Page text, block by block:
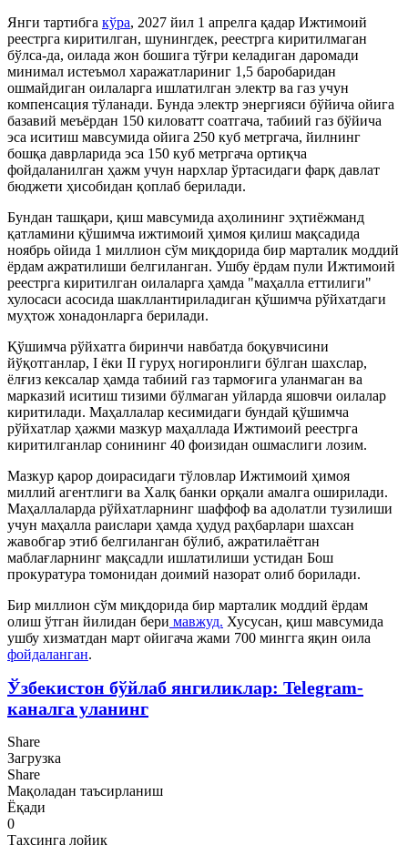
Янги тартибга кўра, 2027 йил 1 апрелга қадар Ижтимоий
реестрга киритилган, шунингдек, реестрга киритилмаган
бўлса-да, оилада жон бошига тўғри келадиган даромади
минимал истеъмол харажатлариниг 1,5 баробаридан
ошмайдиган оилаларга ишлатилган электр ва газ учун
компенсация тўланади. Бунда электр энергияси бўйича ойига
базавий меъёрдан 150 киловатт соатгача, табиий газ бўйича
эса иситиш мавсумида ойига 250 куб метргача, йилнинг
бошқа даврларида эса 150 куб метргача ортиқча
фойдаланилган ҳажм учун нархлар ўртасидаги фарқ давлат
бюджети ҳисобидан қоплаб берилади.
Бундан ташқари, қиш мавсумида аҳолининг эҳтиёжманд
қатламини қўшимча ижтимоий ҳимоя қилиш мақсадида
ноябрь ойида 1 миллион сўм миқдорида бир марталик моддий
ёрдам ажратилиши белгиланган. Ушбу ёрдам пули Ижтимоий
реестрга киритилган оилаларга ҳамда "маҳалла еттилиги"
хулосаси асосида шакллантириладиган қўшимча рўйхатдаги
муҳтож хонадонларга берилади.
Қўшимча рўйхатга биринчи навбатда боқувчисини
йўқотганлар, I ёки II гуруҳ ногиронлиги бўлган шахслар,
ёлғиз кексалар ҳамда табиий газ тармоғига уланмаган ва
марказий иситиш тизими бўлмаган уйларда яшовчи оилалар
киритилади. Маҳаллалар кесимидаги бундай қўшимча
рўйхатлар ҳажми мазкур маҳаллада Ижтимоий реестрга
киритилганлар сонининг 40 фоизидан ошмаслиги лозим.
Мазкур қарор доирасидаги тўловлар Ижтимоий ҳимоя
миллий агентлиги ва Халқ банки орқали амалга оширилади.
Маҳаллаларда рўйхатларнинг шаффоф ва адолатли тузилиши
учун маҳалла раислари ҳамда ҳудуд раҳбарлари шахсан
жавобгар этиб белгиланган бўлиб, ажратилаётган
маблағларнинг мақсадли ишлатилиши устидан Бош
прокуратура томонидан доимий назорат олиб борилади.
Бир миллион сўм миқдорида бир марталик моддий ёрдам
олиш ўтган йилидан бери мавжуд. Хусусан, қиш мавсумида
ушбу хизматдан март ойигача жами 700 мингга яқин оила
фойдаланган.
Ўзбекистон бўйлаб янгиликлар: Telegram-
каналга уланинг
Share
Загрузка
Share
Мақоладан таъсирланиш
Ёқади
0
Таҳсинга лойиқ